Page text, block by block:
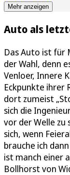
Mehr anzeigen
Auto als
Das Auto ist für
der Wahl, denn
Venloer, Innere
Eckpunkte ihrer
dort zumeist
sich die
vor der Welle zu
sich, wenn
brauche ich
ist manch einer
Bollhorst von